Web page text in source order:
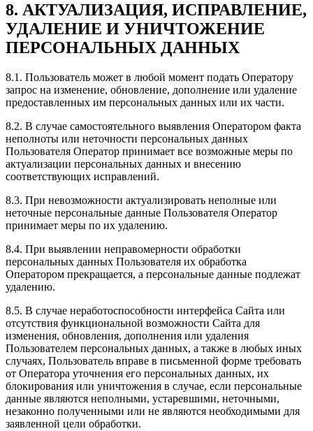
8. АКТУАЛИЗАЦИЯ, ИСПРАВЛЕНИЕ,
УДАЛЕНИЕ И УНИЧТОЖЕНИЕ
ПЕРСОНАЛЬНЫХ ДАННЫХ
8.1. Пользователь может в любой момент подать Оператору
запрос на изменение, обновление, дополнение или удаление
предоставленных им персональных данных или их части.
8.2. В случае самостоятельного выявления Оператором факта
неполноты или неточности персональных данных
Пользователя Оператор принимает все возможные меры по
актуализации персональных данных и внесению
соответствующих исправлений.
8.3. При невозможности актуализировать неполные или
неточные персональные данные Пользователя Оператор
принимает меры по их удалению.
8.4. При выявлении неправомерности обработки
персональных данных Пользователя их обработка
Оператором прекращается, а персональные данные подлежат
удалению.
8.5. В случае неработоспособности интерфейса Сайта или
отсутствия функциональной возможности Сайта для
изменения, обновления, дополнения или удаления
Пользователем персональных данных, а также в любых иных
случаях, Пользователь вправе в письменной форме требовать
от Оператора уточнения его персональных данных, их
блокирования или уничтожения в случае, если персональные
данные являются неполными, устаревшими, неточными,
незаконно полученными или не являются необходимыми для
заявленной цели обработки.